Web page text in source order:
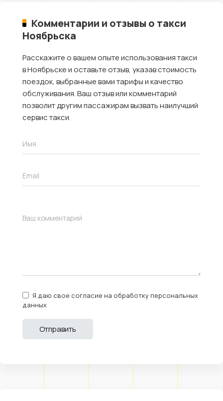
Комментарии и отзывы о такси
Ноябрьска
Расскажите о вашем опыте использования такси
в Ноябрьске и оставьте отзыв, указав стоимость
поездок, выбранные вами тарифы и качество
обслуживания. Ваш отзыв или комментарий
позволит другим пассажирам вызвать наилучший
сервис такси.
Я даю свое согласие на обработку персональных
данных